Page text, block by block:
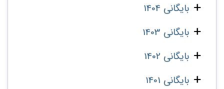
بایگانی 1404
بایگانی 1403
بایگانی 1402
بایگانی 1401